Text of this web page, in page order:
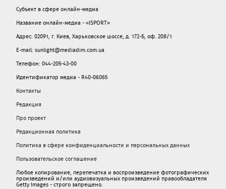
Субъект в сфере онлайн-медиа
Название онлайн-медиа - «ISPORT»
Адрес: 02091, г. Киев, Харьковское шоссе, д. 172-Б, оф. 208/1
E-mail: sunlight@mediadim.com.ua
Телефон: 044-205-43-00
Идентификатор медиа - R40-06065
Контакты
Редакция
Про проект
Редакционная политика
Политика в сфере конфиденциальности и персональных данных
Пользовательское соглашение
Любое копирование, перепечатка и воспроизведение фотографических
произведений и/или аудиовизуальных произведений правообладателя
Getty Images - строго запрещено.